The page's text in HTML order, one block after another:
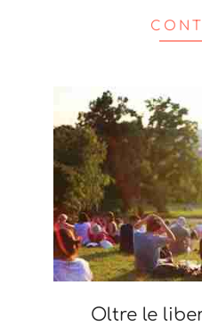
Oltre le